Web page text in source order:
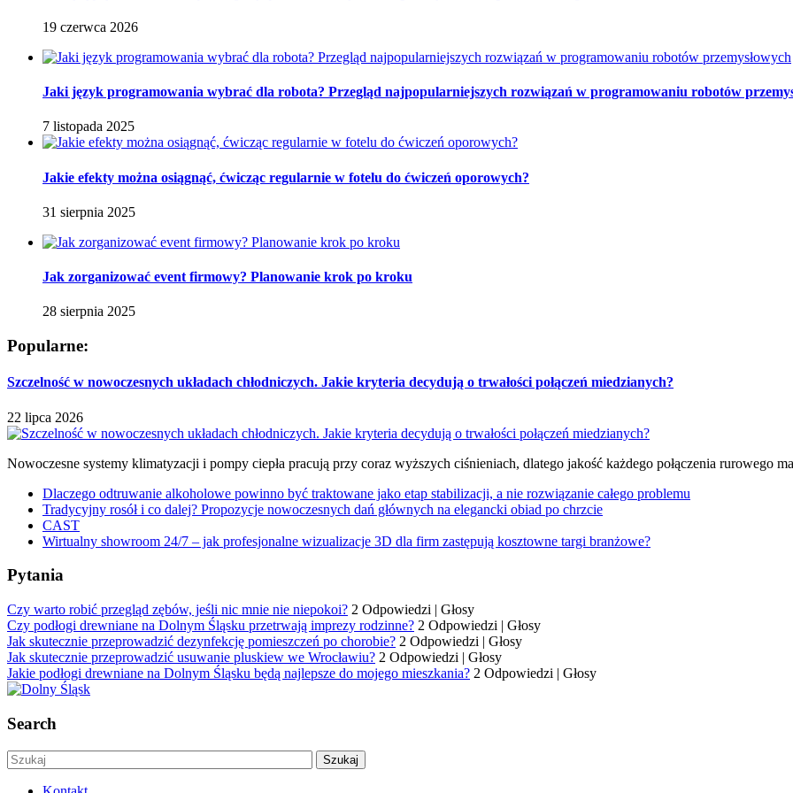
19 czerwca 2026
Jaki język programowania wybrać dla robota? Przegląd najpopularniejszych rozwiązań w programowaniu robotów
7 listopada 2025
Jakie efekty można osiągnąć, ćwicząc regularnie w fotelu do ćwiczeń oporowych?
31 sierpnia 2025
Jak zorganizować event firmowy? Planowanie krok po kroku
28 sierpnia 2025
Popularne:
Szczelność w nowoczesnych układach chłodniczych. Jakie kryteria decydują o trwałości połączeń miedzianych?
22 lipca 2026
Nowoczesne systemy klimatyzacji i pompy ciepła pracują przy coraz wyższych ciśnieniach, dlatego jakość każdego połączenia rurowego
Dlaczego odtruwanie alkoholowe powinno być traktowane jako etap stabilizacji, a nie rozwiązanie całego problemu
Tradycyjny rosół i co dalej? Propozycje nowoczesnych dań głównych na elegancki obiad po chrzcie
CAST
Wirtualny showroom 24/7 – jak profesjonalne wizualizacje 3D dla firm zastępują kosztowne targi branżowe?
Pytania
Czy warto robić przegląd zębów, jeśli nic mnie nie niepokoi? 2 Odpowiedzi | Głosy
Czy podłogi drewniane na Dolnym Śląsku przetrwają imprezy rodzinne? 2 Odpowiedzi | Głosy
Jak skutecznie przeprowadzić dezynfekcję pomieszczeń po chorobie? 2 Odpowiedzi | Głosy
Jak skutecznie przeprowadzić usuwanie pluskiew we Wrocławiu? 2 Odpowiedzi | Głosy
Jakie podłogi drewniane na Dolnym Śląsku będą najlepsze do mojego mieszkania? 2 Odpowiedzi | Głosy
Search